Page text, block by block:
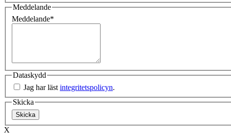
Meddelande
Meddelande*
Dataskydd
Jag har läst integritetspolicyn.
Skicka
X